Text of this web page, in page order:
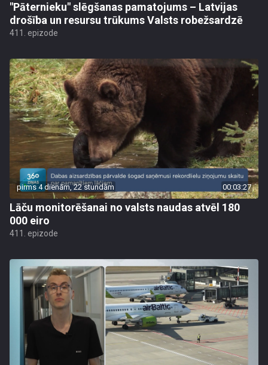
"Pāternieku" slēgšanas pamatojums – Latvijas
drošība un resursu trūkums Valsts robežsardzē
411. epizode
pirms 4 dienām, 22 stundām 00:03:27
Lāču monitorēšanai no valsts naudas atvēl 180
000 eiro
411. epizode